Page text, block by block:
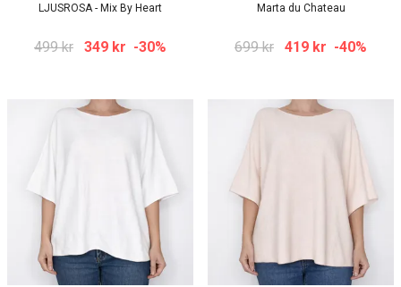
LJUSROSA - Mix By Heart
499 kr 349 kr -30%
Marta du Chateau
699 kr 419 kr -40%